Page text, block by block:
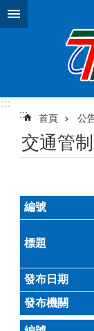
跳到主要內容區塊
:::
:::
首頁 公
交通管